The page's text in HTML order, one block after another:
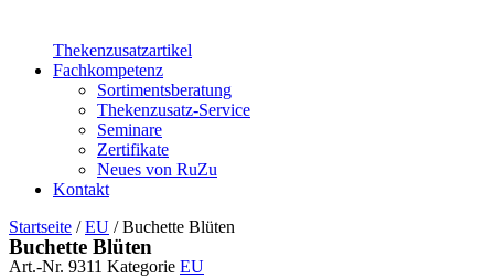
Thekenzusatzartikel
Fachkompetenz
Sortimentsberatung
Thekenzusatz-Service
Seminare
Zertifikate
Neues von RuZu
Kontakt
Startseite /EU / Buchette Blüten
Buchette Blüten
Art.-Nr. 9311 Kategorie EU